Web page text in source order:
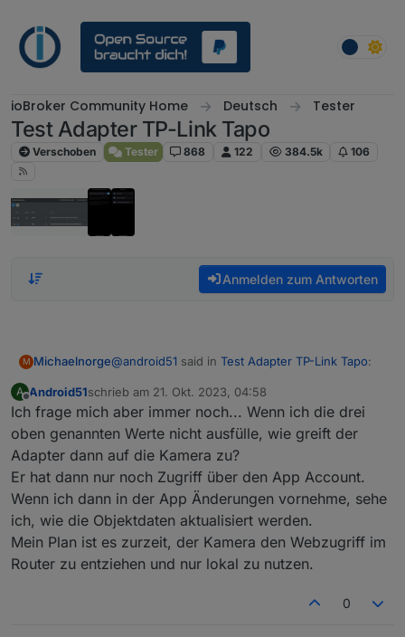
ioBroker Community Home Deutsch Tester
Test Adapter TP-Link Tapo
Verschoben Tester 868 122 384.5k 106
Anmelden zum Antworten
M Michaelnorge@android51 said in Test Adapter TP-Link Tapo:
Ich hatte mir nur vorgestellt, dass ich die
Kamera anschließend rein lokal verwenden
Ich hatte ebenfalls Bedenken (nicht seitens des
Adapters aber seitens TAPOs).
Hab ne Kamera im Wohnzimmer bei der ich
bisher immer die Funktion
"tapo.remote.setLensMaskConfig" aktiviert
habe, wenn jemand zu Hause war.
Jetzt hab ich direkt ne Schaltsteckdose dran, die
physisch die Kamera vom Strom trennt - sicher
A
Offline
Android51schrieb am 21. Okt. 2023, 04:58
zuletzt editiert von
Ich frage mich aber immer noch... Wenn ich die drei
oben genannten Werte nicht ausfülle, wie greift der
Adapter dann auf die Kamera zu?
Er hat dann nur noch Zugriff über den App Account.
Wenn ich dann in der App Änderungen vornehme, sehe
ich, wie die Objektdaten aktualisiert werden.
Mein Plan ist es zurzeit, der Kamera den Webzugriff im
Router zu entziehen und nur lokal zu nutzen.
0